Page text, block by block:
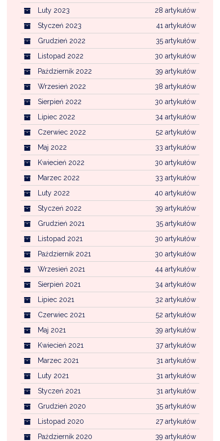
28 artykułów
Luty 2023
41 artykułów
Styczeń 2023
35 artykułów
Grudzień 2022
30 artykułów
Listopad 2022
39 artykułów
Październik 2022
38 artykułów
Wrzesień 2022
30 artykułów
Sierpień 2022
34 artykułów
Lipiec 2022
52 artykułów
Czerwiec 2022
33 artykułów
Maj 2022
30 artykułów
Kwiecień 2022
33 artykułów
Marzec 2022
40 artykułów
Luty 2022
39 artykułów
Styczeń 2022
35 artykułów
Grudzień 2021
30 artykułów
Listopad 2021
30 artykułów
Październik 2021
44 artykułów
Wrzesień 2021
34 artykułów
Sierpień 2021
32 artykułów
Lipiec 2021
52 artykułów
Czerwiec 2021
39 artykułów
Maj 2021
37 artykułów
Kwiecień 2021
31 artykułów
Marzec 2021
31 artykułów
Luty 2021
31 artykułów
Styczeń 2021
35 artykułów
Grudzień 2020
27 artykułów
Listopad 2020
39 artykułów
Październik 2020